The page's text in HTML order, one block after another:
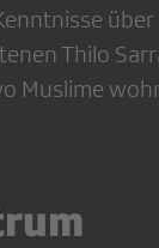
Thilo
Muslime